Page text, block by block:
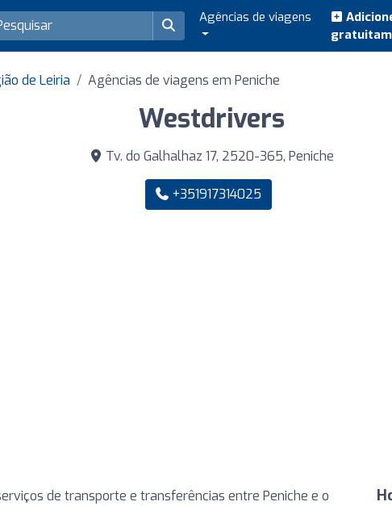
Agências de viagens
de Leiria Agências de viagens em Peniche
Westdrivers
Tv. do Galhalhaz 17, 2520-365, Peniche
+351917314025
de transporte e transferências entre Peniche e o